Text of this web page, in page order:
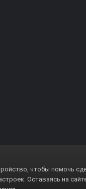
чтобы помочь
Оставаясь на